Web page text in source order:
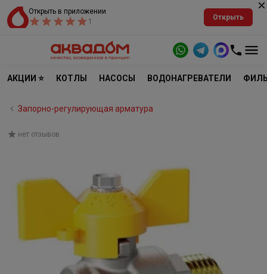
Открыть в приложении
1
Открыть
АКЦИИ ⭐ КОТЛЫ НАСОСЫ ВОДОНАГРЕВАТЕЛИ
Запорно-регулирующая арматура
нет отзывов